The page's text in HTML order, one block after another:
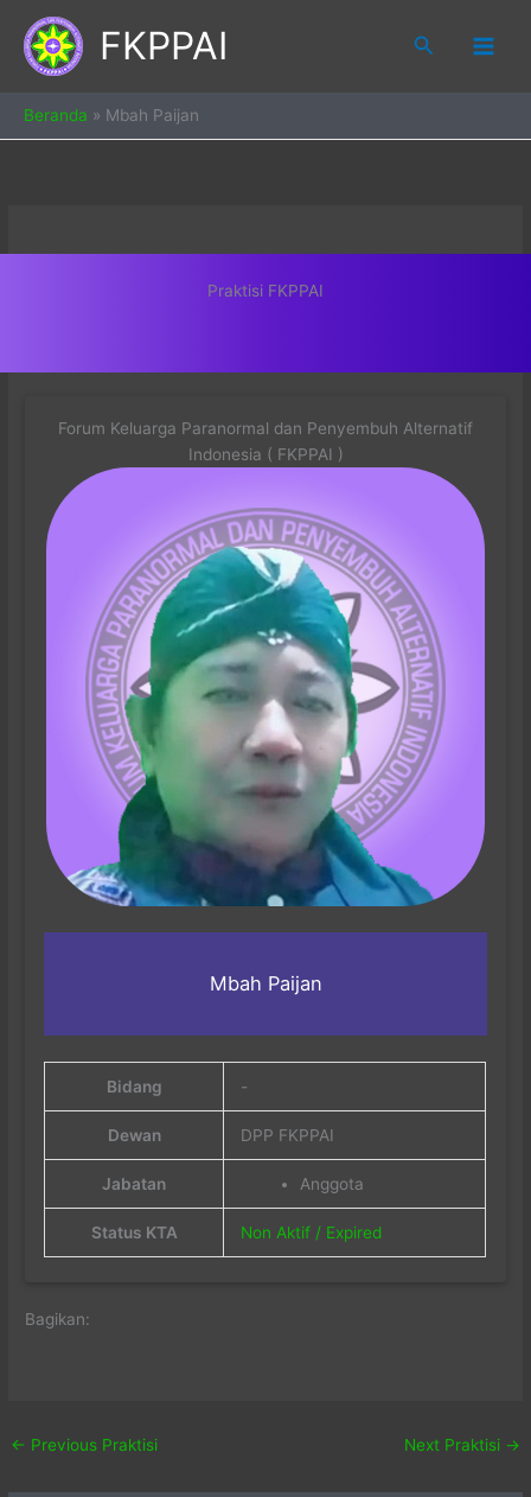
content
FKPPAI Search
Beranda » Mbah Paijan
Praktisi FKPPAI
Forum Keluarga Paranormal dan Penyembuh Alternatif
Indonesia ( FKPPAI )
Mbah Paijan
Bidang -
Dewan DPP FKPPAI
Jabatan Anggota
Status KTA Non Aktif / Expired
Bagikan:
← Previous Praktisi Next Praktisi →